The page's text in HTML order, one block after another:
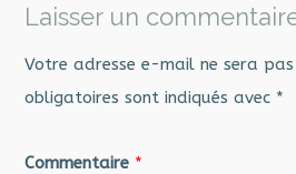
Laisser un
Votre adresse e-mail ne sera
obligatoires sont indiqués avec *
Commentaire *